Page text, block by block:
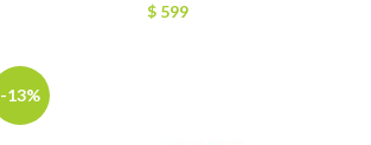
$ 599
-13%